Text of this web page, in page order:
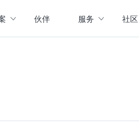
大数据管理，支撑实时决
理清数
以元
指标
伙伴 服务 社区